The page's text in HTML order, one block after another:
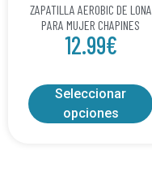
ZAPATILLA AEROBIC DE LONA
PARA MUJER CHAPINES
12.99€
Seleccionar
opciones